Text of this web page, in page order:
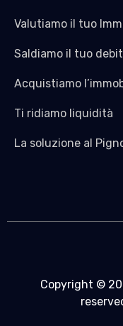
Valutiamo il tuo
Saldiamo il tuo
Acquistiamo
Ti ridiamo liquidità
La soluzione al
Copyright ©